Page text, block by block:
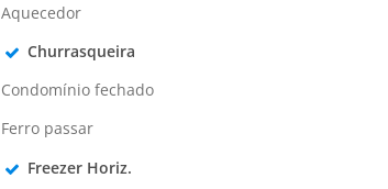
Aquecedor
Churrasqueira
Condomínio fechado
Ferro passar
Freezer Horiz.